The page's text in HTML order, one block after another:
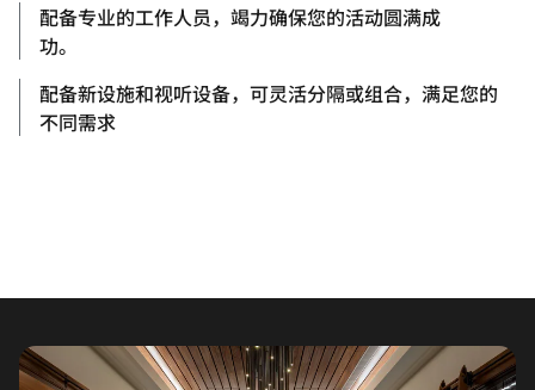
配备专业的工作人员，竭力确保您的活动圆满成
功。
配备新设施和视听设备，可灵活分隔或组合，满足您的
不同需求